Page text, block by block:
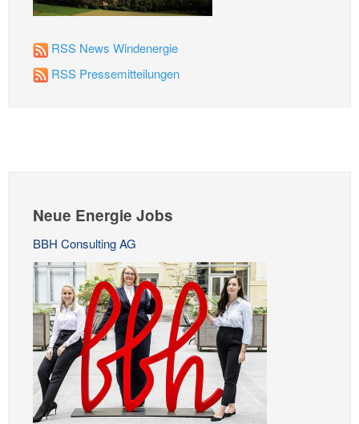
RSS News Windenergie
RSS Pressemitteilungen
Neue Energie Jobs
BBH Consulting AG